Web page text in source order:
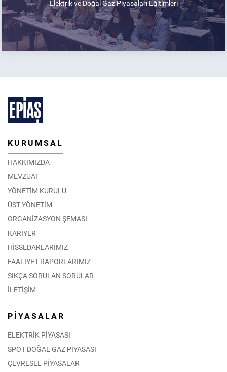
Elektrik ve Doğal Gaz Piyasaları Eğitimleri
KURUMSAL
HAKKIMIZDA
MEVZUAT
YÖNETİM KURULU
ÜST YÖNETİM
ORGANİZASYON ŞEMASI
KARİYER
HİSSEDARLARIMIZ
FAALİYET RAPORLARIMIZ
SIKÇA SORULAN SORULAR
İLETİŞİM
PİYASALAR
ELEKTRİK PİYASASI
SPOT DOĞAL GAZ PİYASASI
ÇEVRESEL PİYASALAR